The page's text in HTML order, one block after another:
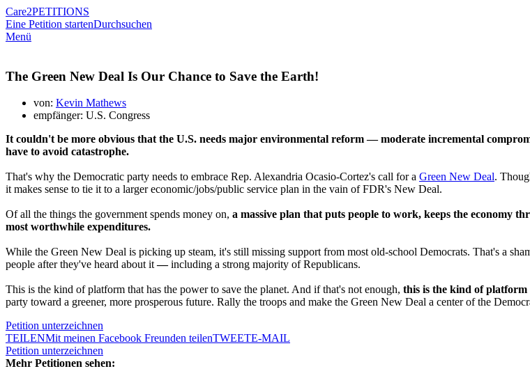
Care2PETITIONS
Eine Petition startenDurchsuchen
Menü
The Green New Deal Is Our Chance to Save the Earth!
von: Kevin Mathews
empfänger: U.S. Congress
It couldn't be more obvious that the U.S. needs major environmental reform — moderate incremental
have to avoid catastrophe.
That's why the Democratic party needs to embrace Rep. Alexandria Ocasio-Cortez's call for a Green New Deal.
it makes sense to tie it to a larger economic/jobs/public service plan in the vain of FDR's New Deal.
Of all the things the government spends money on, a massive plan that puts people to work, keeps the economy
most worthwhile expenditures.
While the Green New Deal is picking up steam, it's still missing support from most old-school Democrats. That's a
people after they've heard about it—including a strong majority of Republicans.
This is the kind of platform that has the power to save the planet. And if that's not enough, this is the kind of
party toward a greener, more prosperous future. Rally the troops and make the Green New Deal a center of the
Petition unterzeichnen
TEILENMit meinen Facebook Freunden teilenTWEETE-MAIL
Petition unterzeichnen
Mehr Petitionen sehen: